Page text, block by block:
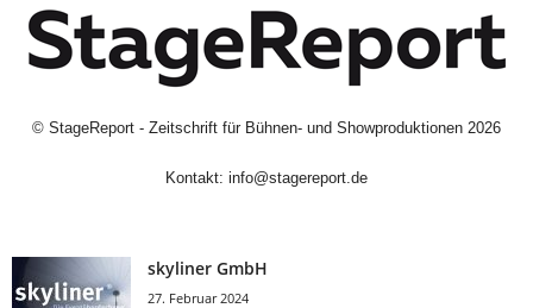
© StageReport - Zeitschrift für Bühnen- und Showproduktionen 2026
Kontakt: info@stagereport.de
skyliner GmbH
27. Februar 2024